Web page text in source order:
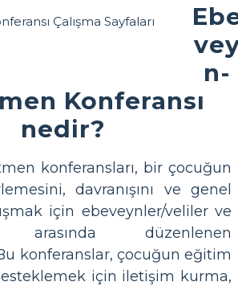
n-
Konferansı
nedir?
konferansları, bir çocuğun
davranışını ve genel
için ebeveynler/veliler ve
arasında düzenlenen
konferanslar, çocuğun eğitim
için iletişim kurma,